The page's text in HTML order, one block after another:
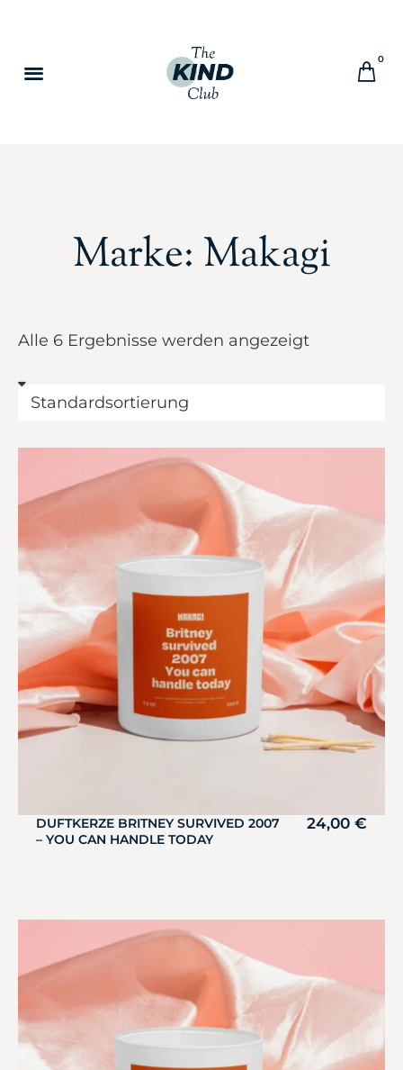
0
Marke: Makagi
Alle 6 Ergebnisse werden angezeigt
DUFTKERZE BRITNEY SURVIVED 2007
– YOU CAN HANDLE TODAY
24,00 €